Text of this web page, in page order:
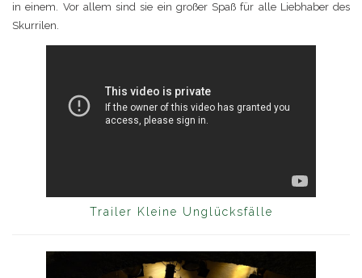
in einem. Vor allem sind sie ein großer Spaß für alle Liebhaber des
Skurrilen.
Trailer Kleine Unglücksfälle